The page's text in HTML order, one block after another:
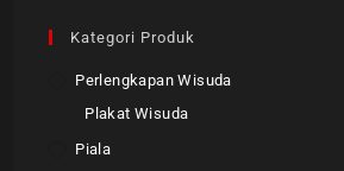
Kategori Produk
Perlengkapan Wisuda
Plakat Wisuda
Piala